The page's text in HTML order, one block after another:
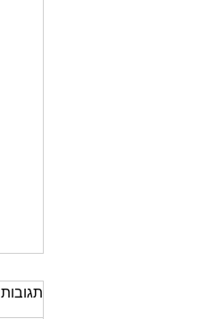
תגובות